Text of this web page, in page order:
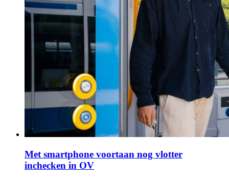
Met smartphone voortaan nog vlotter
inchecken in OV